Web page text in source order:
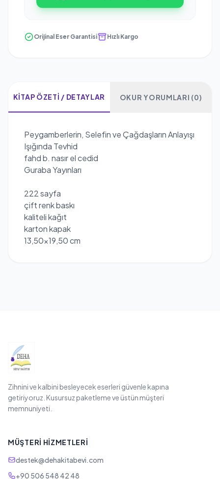
Orijinal Eser Garantisi Hızlı Kargo
KITAP ÖZETI / DETAYLAR OKUR YORUMLARI (0)
Peygamberlerin, Selefin ve Çağdaşların Anlayışı
Işığında Tevhid
fahd b. nasır el cedid
Guraba Yayınları
222 sayfa
çift renk baskı
kaliteli kağıt
karton kapak
13,50x19,50 cm
Zihnini ve kalbini besleyecek eserleri güvenle kapına
getiriyoruz. Kusursuz paketleme ve üstün müşteri
memnuniyeti.
MÜŞTERI HIZMETLERI
destek@dehakitabevi.com
+90 506 548 42 48